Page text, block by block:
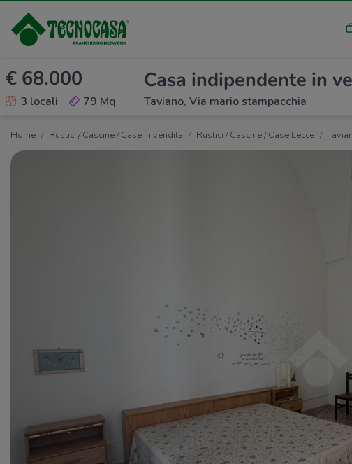
€ 68.000
3 locali 79 Mq
Casa indipendente in
Taviano, Via mario stampacchia
Home Rustici / Cascine / Case in vendita Rustici / Cascine / Case Lecce